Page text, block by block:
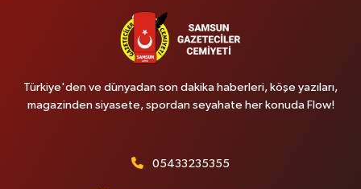
Türkiye'den ve dünyadan son dakika haberleri, köşe yazıları,
magazinden siyasete, spordan seyahate her konuda Flow!
05433235355